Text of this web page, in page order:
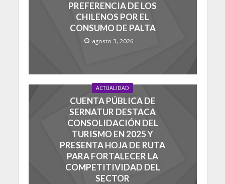
PREFERENCIA DE LOS
CHILENOS POR EL
CONSUMO DE PALTA
agosto 3, 2026
ACTUALIDAD
CUENTA PÚBLICA DE
SERNATUR DESTACA
CONSOLIDACIÓN DEL
TURISMO EN 2025 Y
PRESENTA HOJA DE RUTA
PARA FORTALECER LA
COMPETITIVIDAD DEL
SECTOR